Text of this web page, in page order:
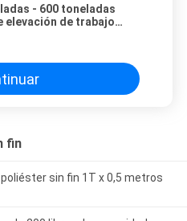
- 600 toneladas
elevación de trabajo
fin
sin fin 1T x 0,5 metros